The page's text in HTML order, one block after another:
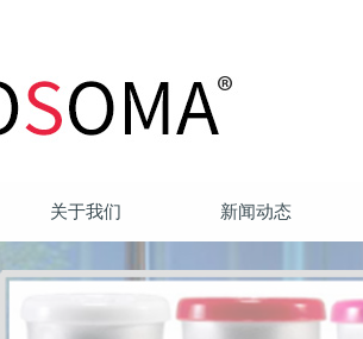
关于我们 新闻动态